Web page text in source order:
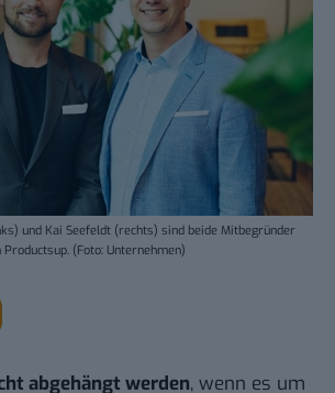
und Kai Seefeldt (rechts) sind beide Mitbegründer
(Foto: Unternehmen)
abgehängt werden, wenn es um